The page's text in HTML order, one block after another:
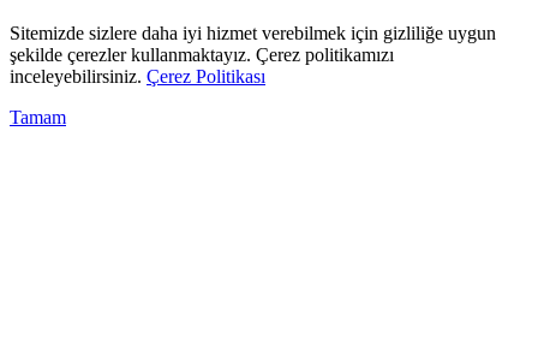
Sitemizde sizlere daha iyi hizmet verebilmek için gizliliğe uygun
şekilde çerezler kullanmaktayız. Çerez politikamızı
inceleyebilirsiniz. Çerez Politikası
Tamam